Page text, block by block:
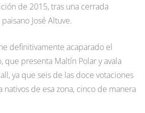
de 2015, tras una cerrada
José Altuve.
definitivamente acaparado el
que presenta Maltín Polar y avala
ya que seis de las doce votaciones
de esa zona, cinco de manera